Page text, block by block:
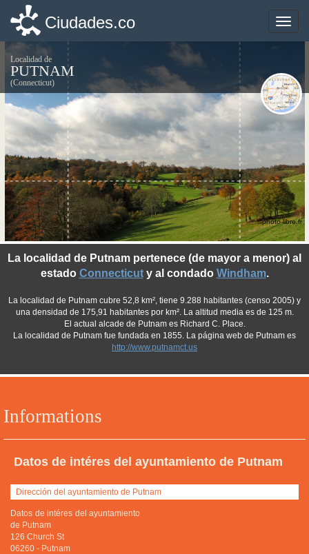
Toggle
Ciudades.co
Localidad de
PUTNAM
(Connecticut)
Informations
Datos de intéres del ayuntamiento de Putnam
Dirección del ayuntamiento de Putnam
Datos de intéres del ayuntamiento
de Putnam
126 Church St
06260 - Putnam
La localidad de Putnam pertenece (de mayor a menor) al
estado Connecticuty al condado Windham.
La localidad de Putnam cubre 52,8 km², tiene 9.288 habitantes (censo 2005) y
una densidad de 175,91 habitantes por km². La altitud media es de 125 m.
El actual alcade de Putnam es Richard C. Place.
La localidad de Putnam fue fundada en 1855. La página web de Putnam es
http://www.putnamct.us
©photo-libre.fr
Toggle
Ciudades.co